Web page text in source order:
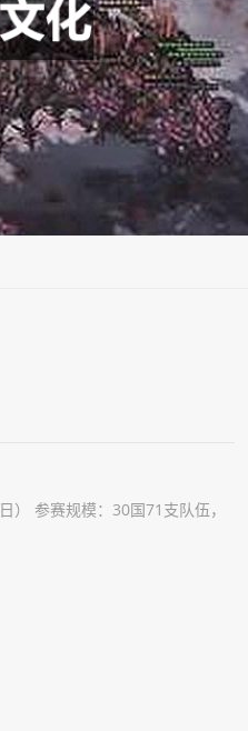
） 参赛规模：30国71支队伍，